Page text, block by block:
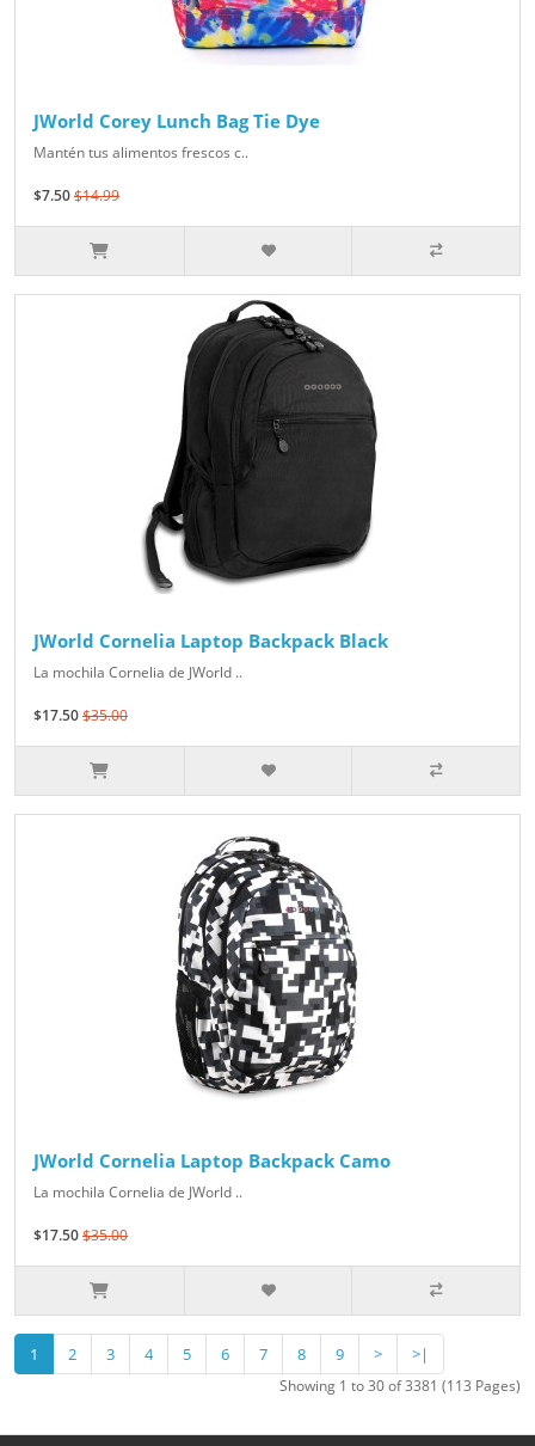
JWorld Corey Lunch Bag Tie Dye
Mantén tus alimentos frescos c..
$7.50$14.99
JWorld Cornelia Laptop Backpack Black
La mochila Cornelia de JWorld ..
$17.50$35.00
JWorld Cornelia Laptop Backpack Camo
La mochila Cornelia de JWorld ..
$17.50$35.00
1 2 3 4 5 6 7 8 9 > >|
Showing 1 to 30 of 3381 (113 Pages)